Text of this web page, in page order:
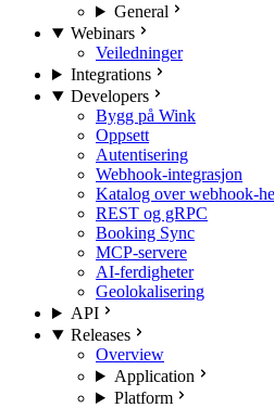
General
Webinars
Veiledninger
Integrations
Developers
Bygg på Wink
Oppsett
Autentisering
Webhook-integrasjon
Katalog over webhook-
REST og gRPC
Booking Sync
MCP-servere
AI-ferdigheter
Geolokalisering
API
Releases
Overview
Application
Platform